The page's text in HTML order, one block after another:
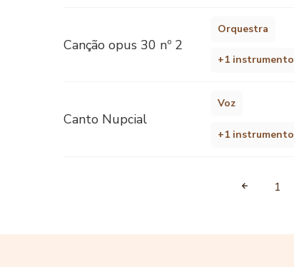
Canção opus 30 nº 2
Orquestra
+1 instrumento
Canto Nupcial
Voz
+1 instrumento
1